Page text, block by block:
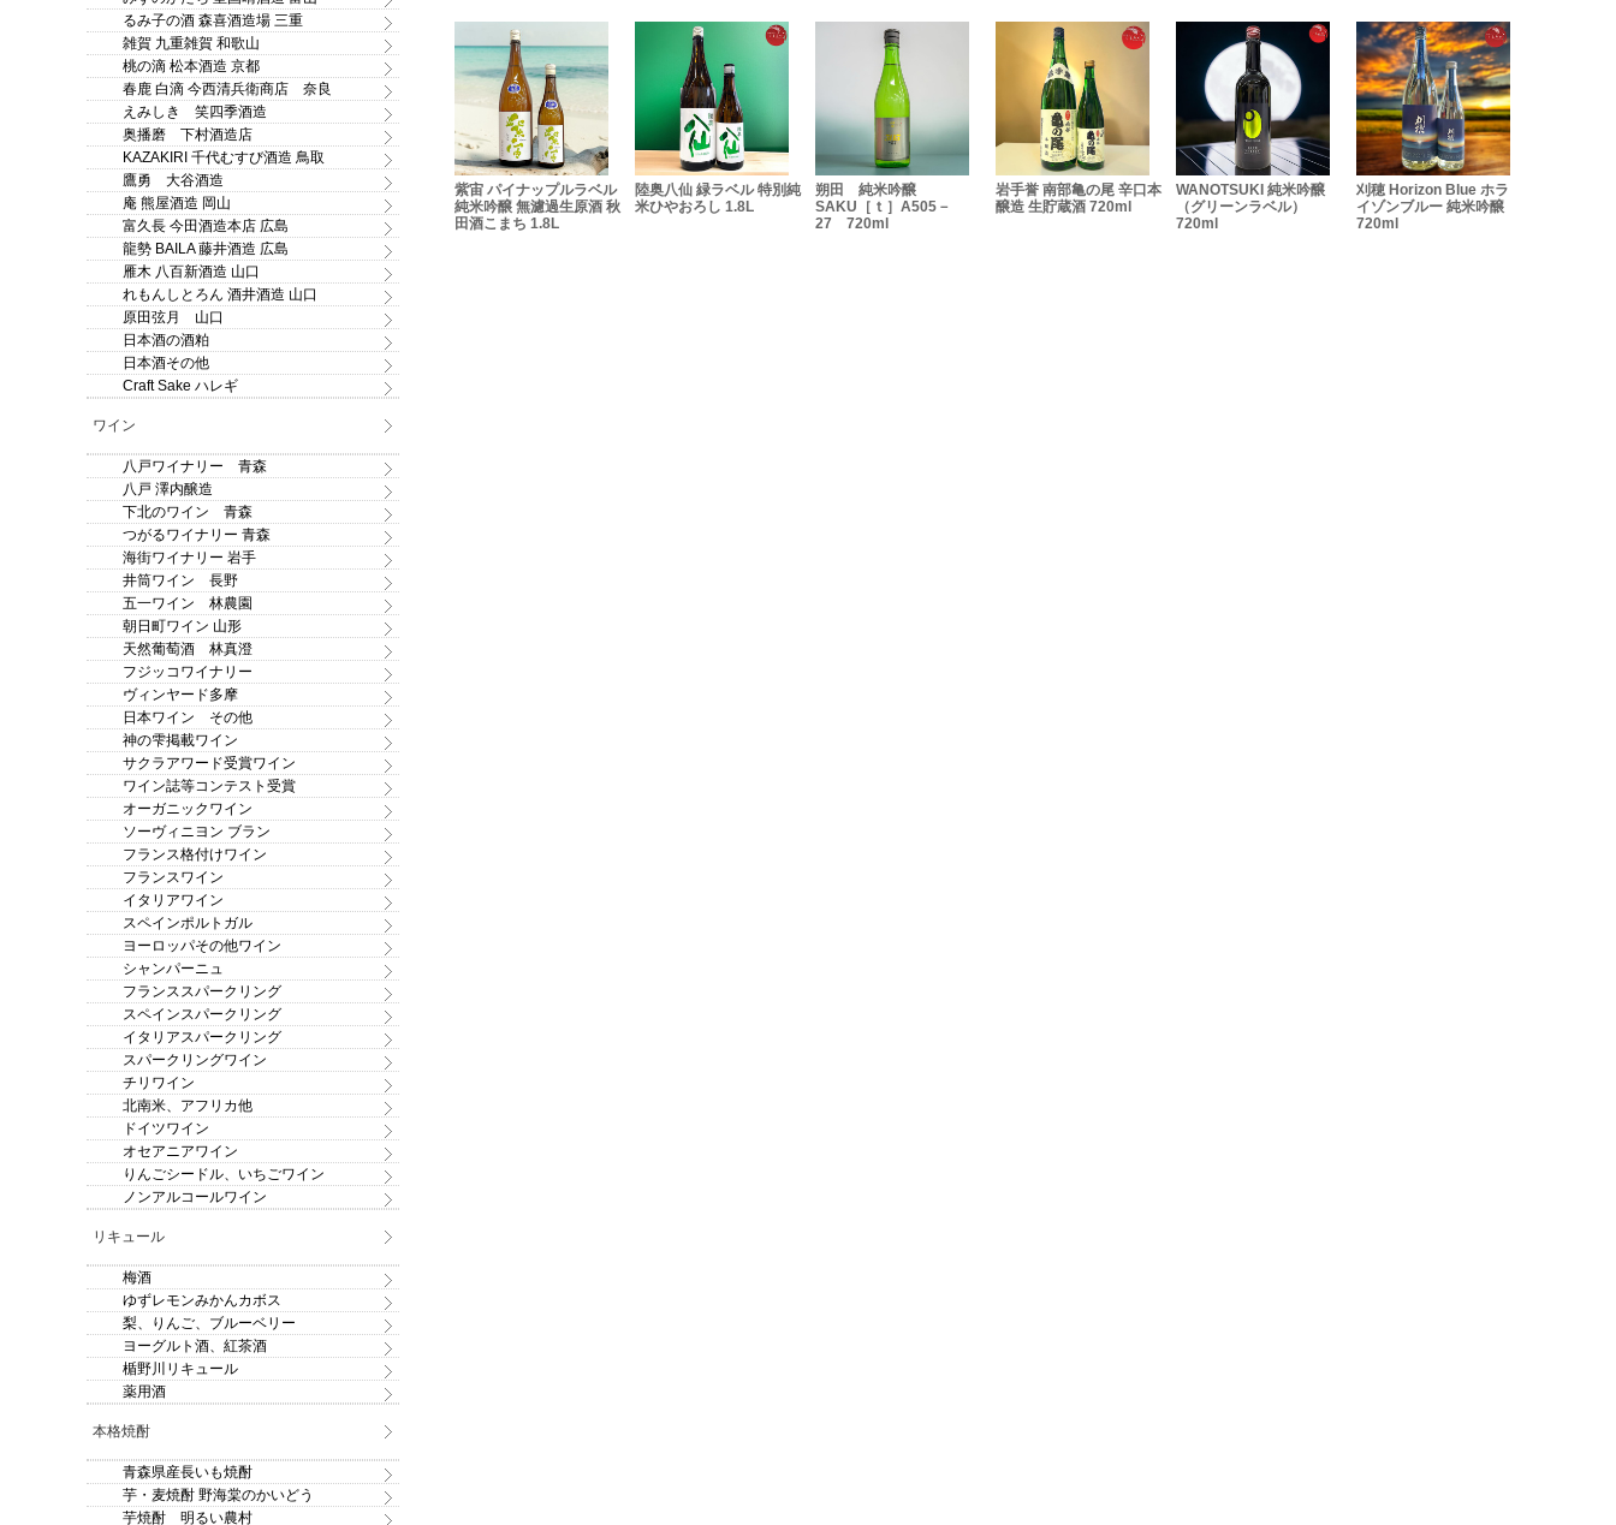
福小町 Junmai
Fukukomachi F.(エ
フ) 純米酒 720ml 角
右衛門の木村酒造
廣喜（ひろき）特別純米
酒 旨口 うなぎの蒲焼
火入れ 720ml
紫宙 パイナップルラベル
純米吟醸 無濾過生原酒 秋
田酒こまち 1.8L
陸奥八仙 緑ラベル 特別純
米ひやおろし 1.8L
朔田 純米吟醸
SAKU［ｔ］A505－
27 720ml
岩手誉 南部亀の尾 辛口本
醸造 生貯蔵酒 720ml
WANOTSUKI 純米吟醸
（グリーンラベル）
720ml
刈穂 Horizon Blue ホラ
イゾンブルー 純米吟醸
720ml
るみ子の酒 森喜酒造場 三重
雑賀 九重雑賀 和歌山
桃の滴 松本酒造 京都
春鹿 白滴 今西清兵衛商店 奈良
えみしき 笑四季酒造
奥播磨 下村酒造店
KAZAKIRI 千代むすび酒造 鳥取
鷹勇 大谷酒造
庵 熊屋酒造 岡山
富久長 今田酒造本店 広島
龍勢 BAILA 藤井酒造 広島
雁木 八百新酒造 山口
れもんしとろん 酒井酒造 山口
原田弦月 山口
日本酒の酒粕
日本酒その他
Craft Sake ハレギ
ワイン
八戸ワイナリー 青森
八戸 澤内醸造
下北のワイン 青森
つがるワイナリー 青森
海街ワイナリー 岩手
井筒ワイン 長野
五一ワイン 林農園
朝日町ワイン 山形
天然葡萄酒 林真澄
フジッコワイナリー
ヴィンヤード多摩
日本ワイン その他
神の雫掲載ワイン
サクラアワード受賞ワイン
ワイン誌等コンテスト受賞
オーガニックワイン
ソーヴィニヨン ブラン
フランス格付けワイン
フランスワイン
イタリアワイン
スペインポルトガル
ヨーロッパその他ワイン
シャンパーニュ
フランススパークリング
スペインスパークリング
イタリアスパークリング
スパークリングワイン
チリワイン
北南米、アフリカ他
ドイツワイン
オセアニアワイン
りんごシードル、いちごワイン
ノンアルコールワイン
リキュール
梅酒
ゆずレモンみかんカボス
梨、りんご、ブルーベリー
ヨーグルト酒、紅茶酒
楯野川リキュール
薬用酒
本格焼酎
青森県産長いも焼酎
芋・麦焼酎 野海棠のかいどう
芋焼酎 明るい農村